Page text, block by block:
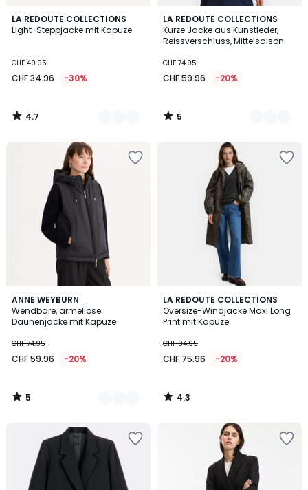
LA REDOUTE COLLECTIONS
Light-Steppjacke mit Kapuze
CHF 49.95
CHF 34.96 -30%
4.7
/ 5
4
Farben
4.7
/
LA REDOUTE COLLECTIONS
Kurze Jacke aus Kunstleder,
Reissverschluss, Mittelsaison
CHF 74.95
CHF 59.96 -20%
5
/
5
3
Farben
5
/
ANNE WEYBURN
Wendbare, ärmellose
Daunenjacke mit Kapuze
CHF 74.95
CHF 59.96 -20%
5
/
5
2
Farben
5
/
LA REDOUTE COLLECTIONS
Oversize-Windjacke Maxi Long
Print mit Kapuze
CHF 94.95
CHF 75.96 -20%
4.3
/ 5
4.3
/